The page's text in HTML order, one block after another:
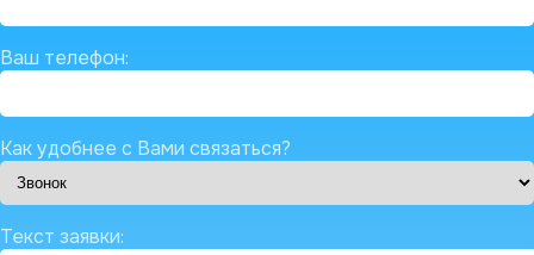
Ваш телефон:
Как удобнее с Вами связаться?
Текст заявки: